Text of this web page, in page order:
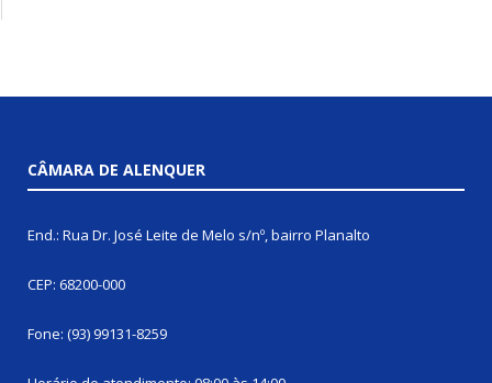
CÂMARA DE ALENQUER
End.: Rua Dr. José Leite de Melo s/nº, bairro Planalto
CEP: 68200-000
Fone: (93) 99131-8259